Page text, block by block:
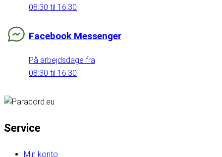
08:30 til 16:30
Facebook Messenger
På arbejdsdage fra
08:30 til 16:30
Service
Min konto